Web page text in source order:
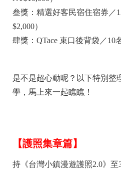
叁獎：精選好客民宿住宿券／
$2,000）
肆獎：QTace 束口後背袋／10
是不是超心動呢？以下特別整
學，馬上來一起瞧瞧！
【護照集章篇】
持《台灣小鎮漫遊護照2.0》